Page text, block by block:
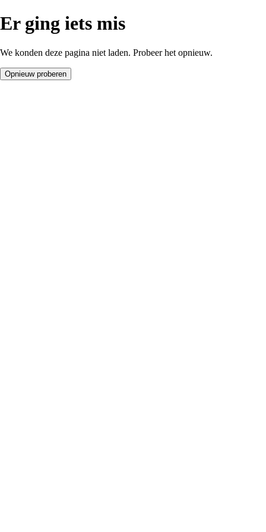
Er ging iets mis
We konden deze pagina niet laden. Probeer het opnieuw.
Opnieuw proberen